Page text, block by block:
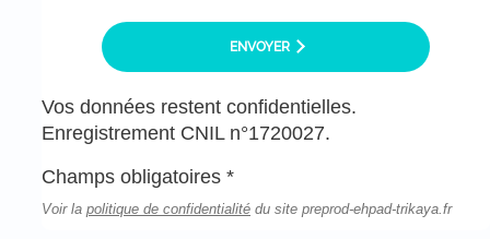
ENVOYER
Vos données restent confidentielles.
Enregistrement CNIL n°1720027.
Champs obligatoires *
Voir la politique de confidentialité du site preprod-ehpad-trikaya.fr